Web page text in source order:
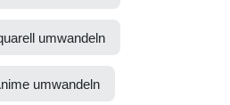
umwandeln
umwandeln